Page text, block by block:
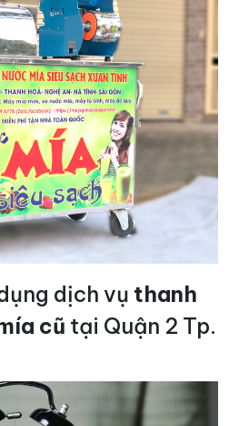
dịch vụ thanh
cũ tại Quận 2 Tp.